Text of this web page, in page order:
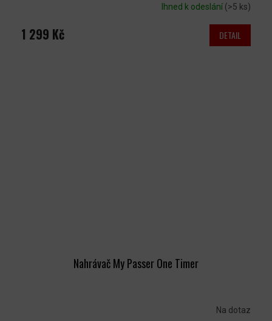
Ihned k odeslání (>5 ks)
1 299 Kč DETAIL
Nahrávač My Passer One Timer
Na dotaz